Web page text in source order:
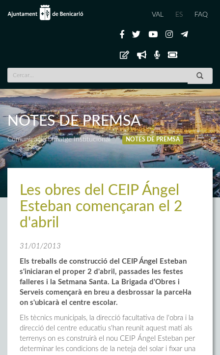
VAL ES FAQ
NOTES DE PREMSA
Comunicació i Imatge Institucional NOTES DE PREMSA
Les obres del CEIP Ángel
Esteban començaran el 2
d'abril
31/01/2013
Els treballs de construcció del CEIP Ángel Esteban
s'iniciaran el proper 2 d'abril, passades les festes
falleres i la Setmana Santa. La Brigada d'Obres i
Serveis començarà en breu a d esbrossar la parcel·la
on s'ubicarà el centre escolar.
Els tècnics municipals, la direcció facultativa de l'obra i la
direcció del centre educatiu s'han reunit aquest matí als
terrenys on es construirà el nou CEIP Ángel Esteban per
determinar les condicions de la neteja del solar i fixar una